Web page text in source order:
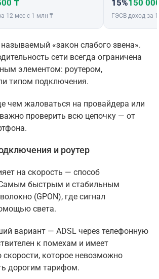
₸
12 мес с 1 млн ₸
15%
ГЭСВ
150
доход за
«закон слабого звена».
сети всегда ограничена
элементом: роутером,
типом подключения.
чем жаловаться на провайдера или
проверить всю цепочку — от
и роутер
на скорость — способ
быстрым и стабильным
(GPON), где сигнал
света.
вариант — ADSL через телефонную
к помехам и имеет
скорости, которое невозможно
дорогим тарифом.